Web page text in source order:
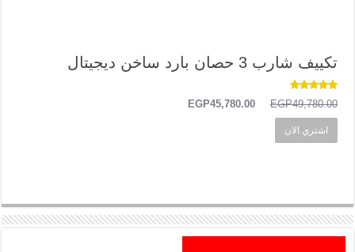
تكييف شارب 3 حصان بارد ساخن ديجيتال
تم التقييم
من 5
EGP49,780.00
السعر
EGP45,780.00
اشتري الان